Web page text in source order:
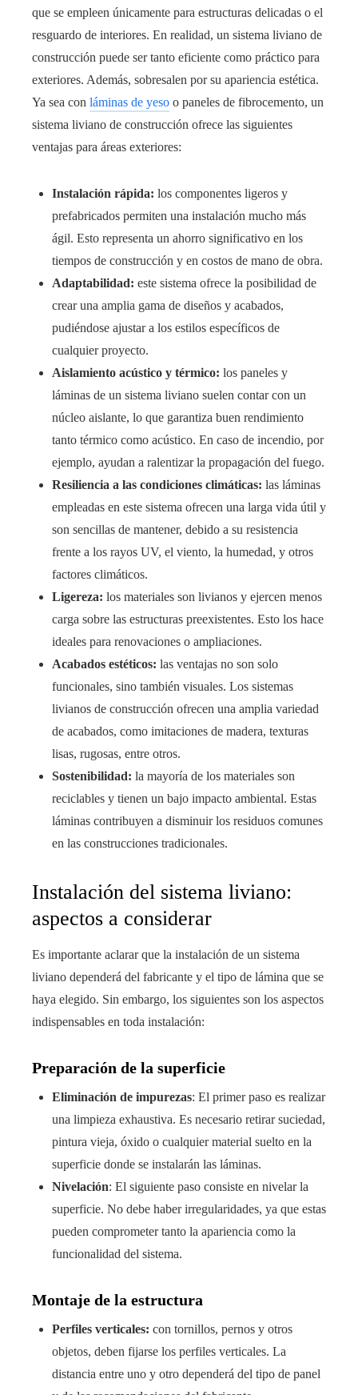
que se empleen únicamente para estructuras delicadas o el
resguardo de interiores. En realidad, un sistema liviano de
construcción puede ser tanto eficiente como práctico para
exteriores. Además, sobresalen por su apariencia estética.
Ya sea con láminas de yeso o paneles de fibrocemento, un
sistema liviano de construcción ofrece las siguientes
ventajas para áreas exteriores:
Instalación rápida: los componentes ligeros y
prefabricados permiten una instalación mucho más
ágil. Esto representa un ahorro significativo en los
tiempos de construcción y en costos de mano de obra.
Adaptabilidad: este sistema ofrece la posibilidad de
crear una amplia gama de diseños y acabados,
pudiéndose ajustar a los estilos específicos de
cualquier proyecto.
Aislamiento acústico y térmico: los paneles y
láminas de un sistema liviano suelen contar con un
núcleo aislante, lo que garantiza buen rendimiento
tanto térmico como acústico. En caso de incendio, por
ejemplo, ayudan a ralentizar la propagación del fuego.
Resiliencia a las condiciones climáticas: las láminas
empleadas en este sistema ofrecen una larga vida útil y
son sencillas de mantener, debido a su resistencia
frente a los rayos UV, el viento, la humedad, y otros
factores climáticos.
Ligereza: los materiales son livianos y ejercen menos
carga sobre las estructuras preexistentes. Esto los hace
ideales para renovaciones o ampliaciones.
Acabados estéticos: las ventajas no son solo
funcionales, sino también visuales. Los sistemas
livianos de construcción ofrecen una amplia variedad
de acabados, como imitaciones de madera, texturas
lisas, rugosas, entre otros.
Sostenibilidad: la mayoría de los materiales son
reciclables y tienen un bajo impacto ambiental. Estas
láminas contribuyen a disminuir los residuos comunes
en las construcciones tradicionales.
Instalación del sistema liviano:
aspectos a considerar
Es importante aclarar que la instalación de un sistema
liviano dependerá del fabricante y el tipo de lámina que se
haya elegido. Sin embargo, los siguientes son los aspectos
indispensables en toda instalación:
Preparación de la superficie
Eliminación de impurezas: El primer paso es realizar
una limpieza exhaustiva. Es necesario retirar suciedad,
pintura vieja, óxido o cualquier material suelto en la
superficie donde se instalarán las láminas.
Nivelación: El siguiente paso consiste en nivelar la
superficie. No debe haber irregularidades, ya que estas
pueden comprometer tanto la apariencia como la
funcionalidad del sistema.
Montaje de la estructura
Perfiles verticales: con tornillos, pernos y otros
objetos, deben fijarse los perfiles verticales. La
distancia entre uno y otro dependerá del tipo de panel